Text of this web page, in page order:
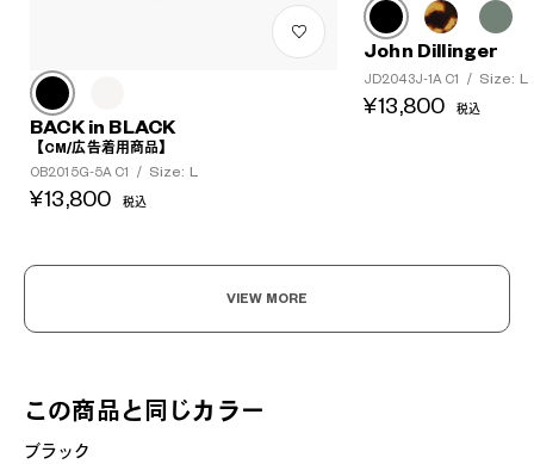
BACK in BLACK
【CM/広告着用商品】
OB2015G-5A C1
/ Size: L
¥13,800 税込
John Dillinger
JD2043J-1A C1 / Size: L
¥13,800 税込
VIEW MORE
この商品と同じカラー
ブラック